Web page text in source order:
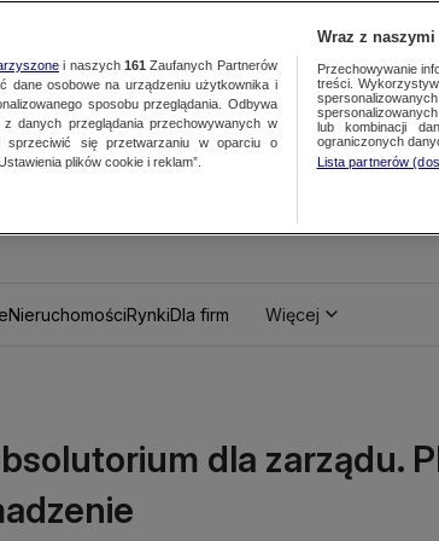
NieruchomościRynkiDla firm Więcej
dla zarządu.
i naszych 161 Zaufanych Partnerów
dane osobowe na urządzeniu użytkownika i
sposobu przeglądania. Odbywa
danych przeglądania przechowywanych w
sprzeciwić się przetwarzaniu w oparciu o
plików cookie i reklam”.
Wraz z
Przechowywanie
treści.
lub kombinacji
ograniczonych
Lista partnerów